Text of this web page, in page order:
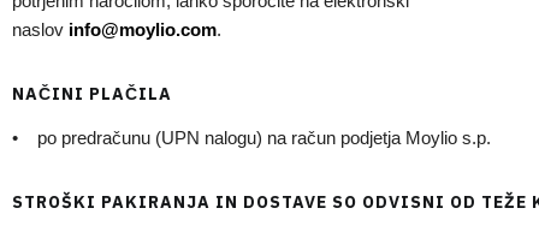
naslov info@moylio.com.
NAČINI PLAČILA
• po predračunu (UPN nalogu) na račun podjetja Moylio s.p.
STROŠKI PAKIRANJA IN DOSTAVE SO ODVISNI OD TEŽE